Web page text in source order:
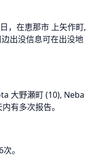
，在恵那市 上矢作町,
出没信息可在出没地
大野瀬町 (10), Neba
有多次报告。
。